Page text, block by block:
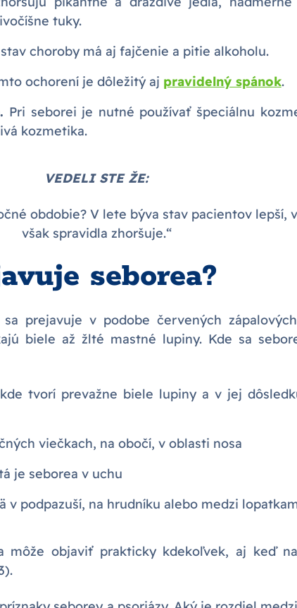
tuky.
choroby má aj fajčenie a pitie alkoholu.
ochorení je dôležitý aj pravidelný spánok.
Pri seborei je nutné používať špeciálnu
kozmetika.
VEDELI STE ŽE:
obdobie? V lete býva stav pacientov lepší,
však spravidla zhoršuje.“
seborea?
prejavuje v podobe červených
biele až žlté mastné lupiny. Kde sa
tvorí prevažne biele lupiny a v jej
viečkach, na obočí, v oblasti nosa
je seborea v uchu
v podpazuší, na hrudníku alebo medzi
môže objaviť prakticky kdekoľvek, aj keď